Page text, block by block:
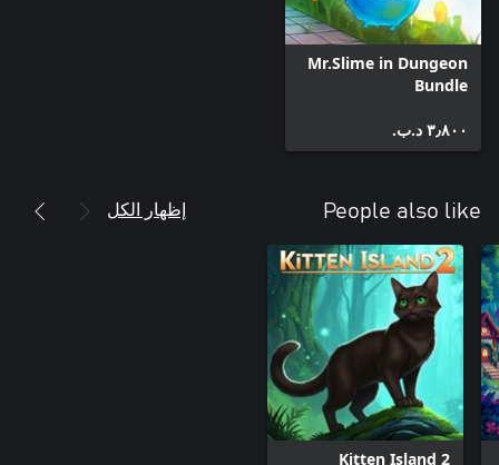
Mr.Slime in Dungeon
Bundle
٣٫٨٠٠ د.ب.‏
People also like إظهار الكل
Kitten Island 2